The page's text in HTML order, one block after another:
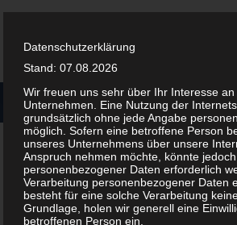
Philipp
Geburtsdatum:
07.11.1996
Datenschutzerklärung
Stand: 07.08.2026
Wir freuen uns sehr über Ihr Interesse
Unternehmen. Eine Nutzung der
grundsätzlich ohne jede Angabe
möglich. Sofern eine betroffene Person
unseres Unternehmens über unsere
Anspruch nehmen möchte, könnte
personenbezogener Daten erforderlich
Verarbeitung personenbezogener Daten
besteht für eine solche Verarbeitung
Grundlage, holen wir generell eine
betroffenen Person ein.